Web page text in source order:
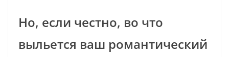
Но, если честно, во что
выльется ваш романтический